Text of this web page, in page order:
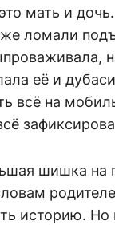
мать и
ломали
её и
всё на
шишка на
историю. Но